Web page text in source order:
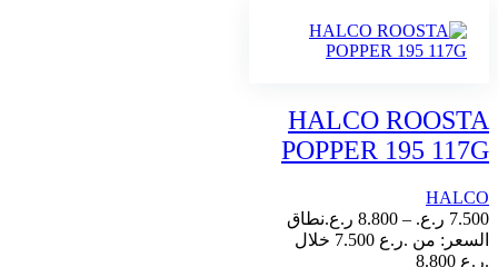
HALCO ROOSTA
POPPER 195 117G
HALCO
7.500 ر.ع. –
8.800 ر.ع.نطاق
السعر: من ⁦7.500 ر.ع.⁩ خلال